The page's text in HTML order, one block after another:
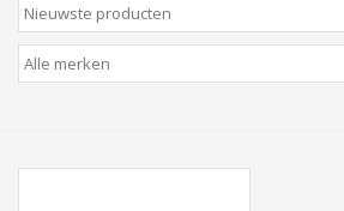
Wenskaarten
Zeeuws/Streek